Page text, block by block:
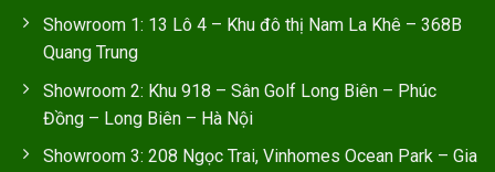
Showroom 1: 13 Lô 4 – Khu đô thị Nam La Khê – 368B
Quang Trung
Showroom 2: Khu 918 – Sân Golf Long Biên – Phúc
Đồng – Long Biên – Hà Nội
Showroom 3: 208 Ngọc Trai, Vinhomes Ocean Park – Gia